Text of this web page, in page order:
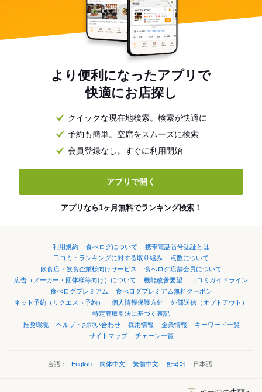
より便利になったアプリで
快適にお店探し
クイックな現在地検索。検索が快適に
予約も簡単。空席をスムーズに検索
会員登録なし。すぐに利用開始
アプリで開く
アプリなら1ヶ月無料でランキング検索！
利用規約 食べログについて
携帯電話番号認証とは
口コミ・ランキングに対する取り組み
点数について
飲食店・飲食企業様向けサービス
食べログ店舗会員について
広告（メーカー・団体様等向け）について
機能改善要望
口コミガイドライン
食べログプレミアム
食べログプレミアム無料クーポン
ネット予約（リクエスト予約）
個人情報保護方針
外部送信（オプトアウト）
特定商取引法に基づく表記
推奨環境
ヘルプ・お問い合わせ 採用情報 企業情報
キーワード一覧
サイトマップ
チェーン一覧
言語： English 简体中文 繁體中文 한국어 日本語